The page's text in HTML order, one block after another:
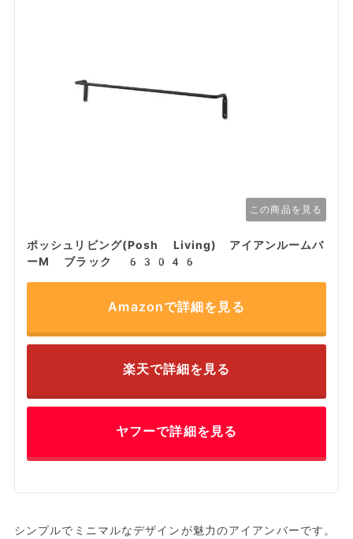
この商品を見る
ポッシュリビング(Posh Living) アイアンルームバ
ーM ブラック 63046
Amazonで詳細を見る
楽天で詳細を見る
ヤフーで詳細を見る
シンプルでミニマルなデザインが魅力のアイアンバーです。